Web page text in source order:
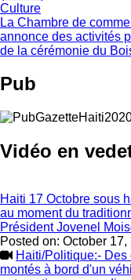
Culture
La Chambre de
annonce des activités
de la cérémonie du
Pub
Vidéo en
Haiti 17 Octobre sous
au moment du
Président Jovenel
Posted on: October 17,
Haiti/Politique:-
montés à bord d'un